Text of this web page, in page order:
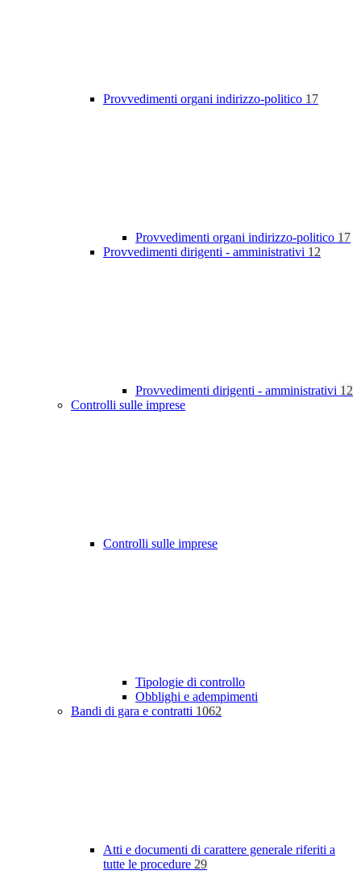
Provvedimenti organi indirizzo-politico 17
Provvedimenti organi indirizzo-politico 17
Provvedimenti dirigenti - amministrativi 12
Provvedimenti dirigenti - amministrativi 12
Controlli sulle imprese
Controlli sulle imprese
Tipologie di controllo
Obblighi e adempimenti
Bandi di gara e contratti 1062
Atti e documenti di carattere generale riferiti a
tutte le procedure 29